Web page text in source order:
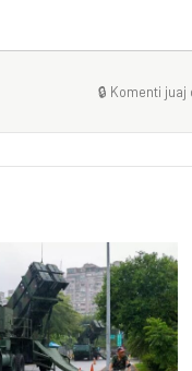
🔒 Komenti